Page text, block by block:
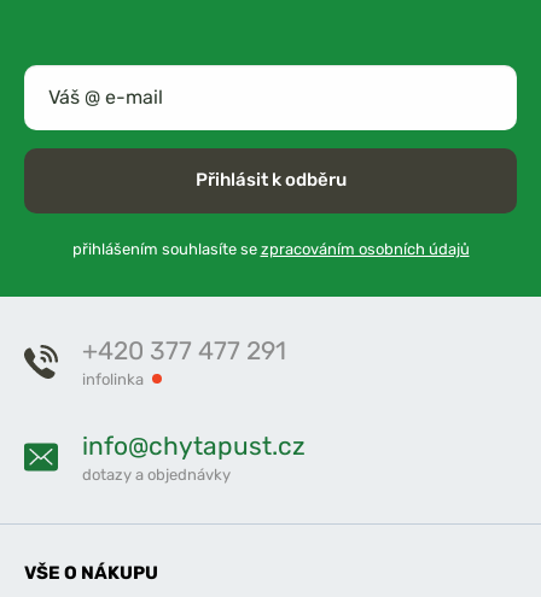
Přihlásit k odběru
přihlášením souhlasíte se zpracováním osobních údajů
+420 377 477 291
infolinka
info@chytapust.cz
dotazy a objednávky
VŠE O NÁKUPU